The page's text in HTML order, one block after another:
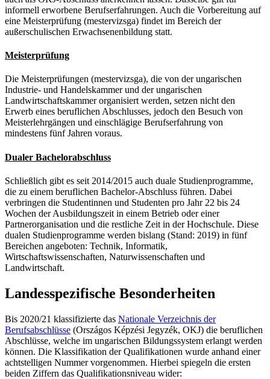
informell erworbene Berufserfahrungen. Auch die Vorbereitung auf
eine Meisterprüfung (mestervizsga) findet im Bereich der
außerschulischen Erwachsenenbildung statt.
Meisterprüfung
Die Meisterprüfungen (mestervizsga), die von der ungarischen
Industrie- und Handelskammer und der ungarischen
Landwirtschaftskammer organisiert werden, setzen nicht den
Erwerb eines beruflichen Abschlusses, jedoch den Besuch von
Meisterlehrgängen und einschlägige Berufserfahrung von
mindestens fünf Jahren voraus.
Dualer Bachelorabschluss
Schließlich gibt es seit 2014/2015 auch duale Studienprogramme,
die zu einem beruflichen Bachelor-Abschluss führen. Dabei
verbringen die Studentinnen und Studenten pro Jahr 22 bis 24
Wochen der Ausbildungszeit in einem Betrieb oder einer
Partnerorganisation und die restliche Zeit in der Hochschule. Diese
dualen Studienprogramme werden bislang (Stand: 2019) in fünf
Bereichen angeboten: Technik, Informatik,
Wirtschaftswissenschaften, Naturwissenschaften und
Landwirtschaft.
Landesspezifische Besonderheiten
Bis 2020/21 klassifizierte das Nationale Verzeichnis der
Berufsabschlüsse (Országos Képzési Jegyzék, OKJ) die beruflichen
Abschlüsse, welche im ungarischen Bildungssystem erlangt werden
können. Die Klassifikation der Qualifikationen wurde anhand einer
achtstelligen Nummer vorgenommen. Hierbei spiegeln die ersten
beiden Ziffern das Qualifikationsniveau wider: